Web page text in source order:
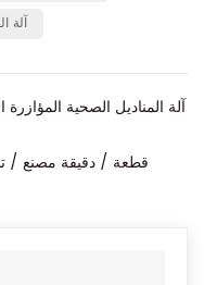
آلة
آلة المناديل الصحية